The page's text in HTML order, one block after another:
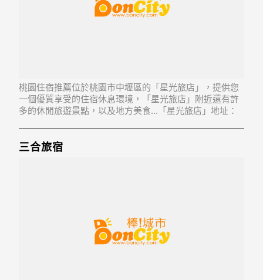
桃園住宿推薦位於桃園市中壢區的「星光旅店」，提供您
一個優質享受的住宿休息環境，「星光旅店」附近還有許
多的休閒旅遊景點，以及地方美食...「星光旅店」地址：
三合旅宿